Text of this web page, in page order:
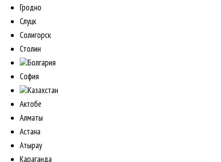
Гродно
Слуцк
Солигорск
Столин
Болгария
София
Казахстан
Актобе
Алматы
Астана
Атырау
Караганда